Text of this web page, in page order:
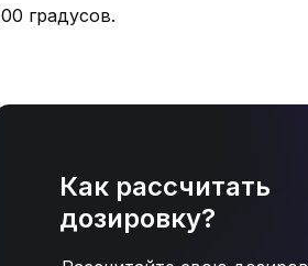
градусов.
Как рассчитать
дозировку?